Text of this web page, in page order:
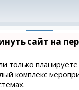
сайт на
только
комплекс